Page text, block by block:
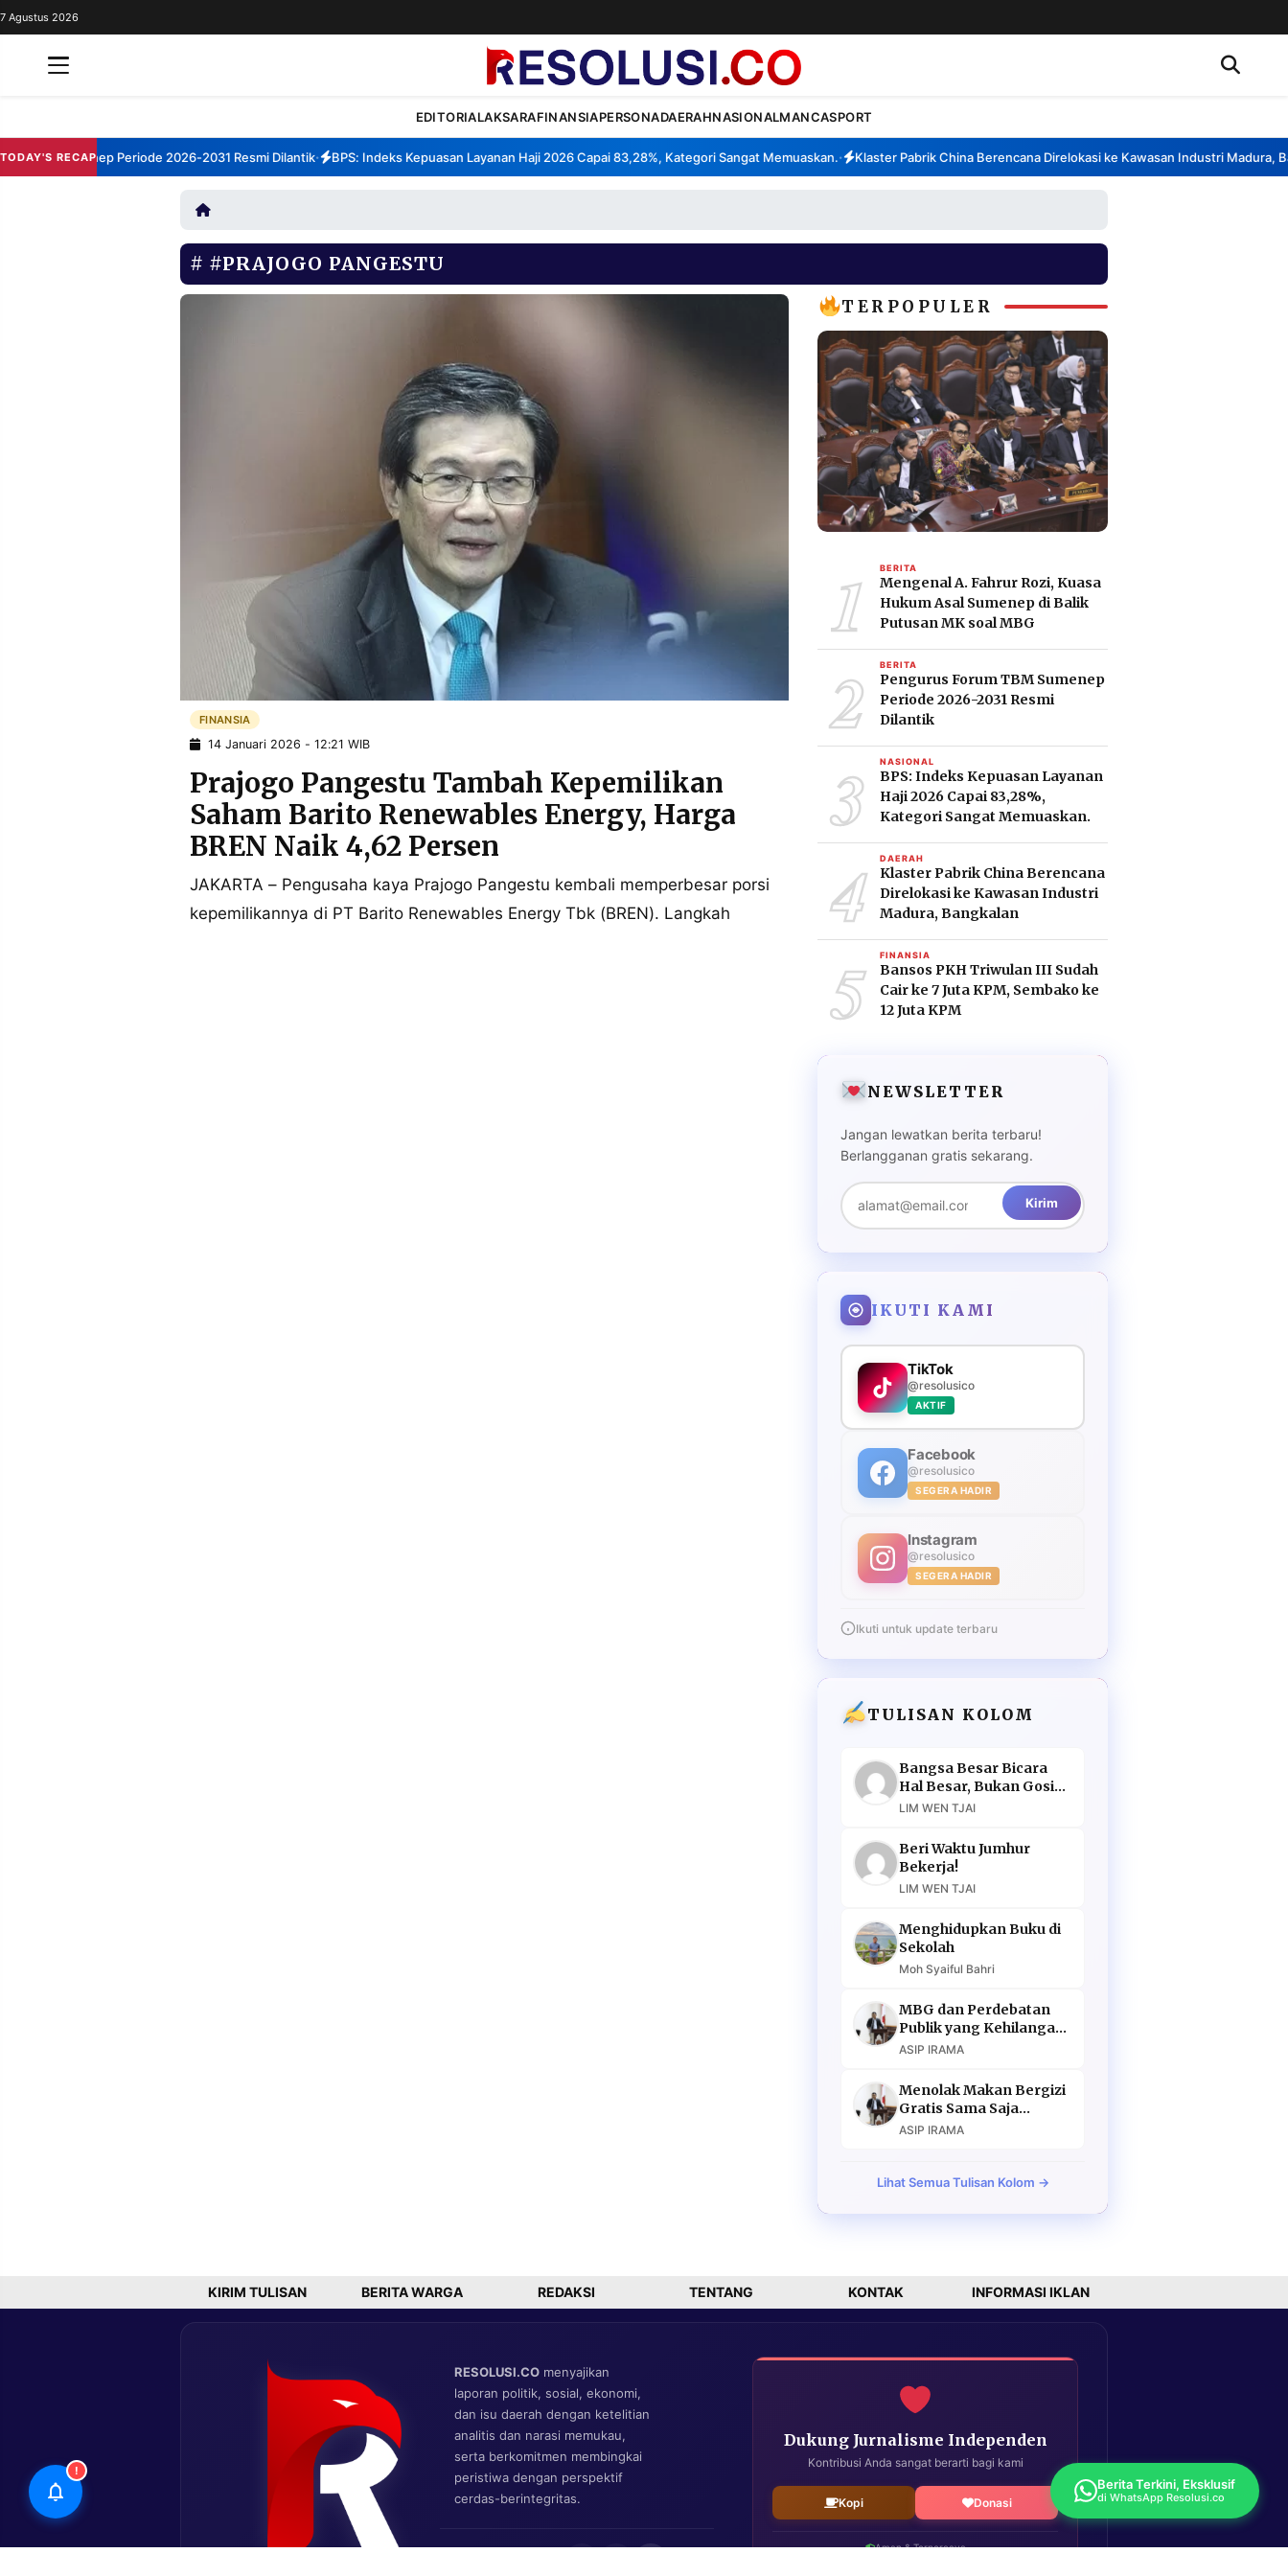
REDAKSI
PERSONA
NASIONAL
7 Agustus 2026
EDITORIALAKSARAFINANSIAPERSONADAERAHNASIONALMANCASPORT
TODAY'S RECAP
TBM Sumenep Periode 2026-2031 Resmi Dilantik• BPS: Indeks Kepuasan Layanan Haji 2026 Capai 83,28%, Kategori Sangat Memuaskan.• Klaster Pabrik China Berencana Direlokasi ke Kawasan Industri Madura,
#PRAJOGO PANGESTU
FINANSIA
14 Januari 2026 - 12:21 WIB
Prajogo Pangestu Tambah Kepemilikan
Saham Barito Renewables Energy, Harga
BREN Naik 4,62 Persen
JAKARTA – Pengusaha kaya Prajogo Pangestu kembali memperbesar porsi
kepemilikannya di PT Barito Renewables Energy Tbk (BREN). Langkah
TERPOPULER
1 BERITA
Mengenal A. Fahrur Rozi, Kuasa
Hukum Asal Sumenep di Balik
Putusan MK soal MBG
2 BERITA
Pengurus Forum TBM Sumenep
Periode 2026-2031 Resmi
Dilantik
3 NASIONAL
BPS: Indeks Kepuasan Layanan
Haji 2026 Capai 83,28%,
Kategori Sangat Memuaskan.
4 DAERAH
Klaster Pabrik China Berencana
Direlokasi ke Kawasan Industri
Madura, Bangkalan
5 FINANSIA
Bansos PKH Triwulan III Sudah
Cair ke 7 Juta KPM, Sembako ke
12 Juta KPM
NEWSLETTER
Jangan lewatkan berita terbaru!
Berlangganan gratis sekarang.
Kirim
IKUTI KAMI
TikTok
@resolusico
AKTIF
Facebook
@resolusico
SEGERA HADIR
Instagram
@resolusico
SEGERA HADIR
Ikuti untuk update terbaru
TULISAN KOLOM
Bangsa Besar Bicara
Hal Besar, Bukan Gosip
Murahan
LIM WEN TJAI
Beri Waktu Jumhur
Bekerja!
LIM WEN TJAI
Menghidupkan Buku di
Sekolah
Moh Syaiful Bahri
MBG dan Perdebatan
Publik yang Kehilangan
Argumen
ASIP IRAMA
Menolak Makan Bergizi
Gratis Sama Saja
Menolak Masa Depan
ASIP IRAMA
Lihat Semua Tulisan Kolom →
KIRIM TULISAN BERITA WARGA REDAKSI TENTANG KONTAK INFORMASI IKLAN
RESOLUSI.CO menyajikan
laporan politik, sosial, ekonomi,
dan isu daerah dengan ketelitian
analitis dan narasi memukau,
serta berkomitmen membingkai
peristiwa dengan perspektif
cerdas-berintegritas.
Dukung Jurnalisme Independen
Kontribusi Anda sangat berarti bagi kami
Kopi Donasi
Aman & Terpercaya
!
Berita Terkini, Eksklusif
di WhatsApp Resolusi.co